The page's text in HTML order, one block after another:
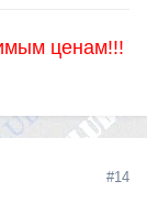
ценам!!!
#14